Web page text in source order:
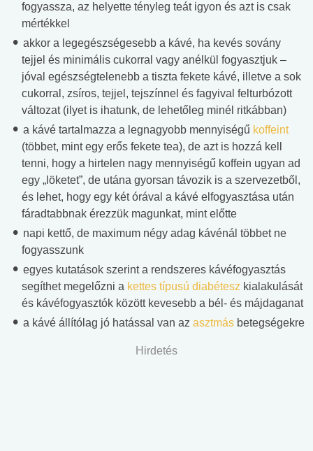
fogyassza, az helyette tényleg teát igyon és azt is csak
mértékkel
akkor a legegészségesebb a kávé, ha kevés sovány
tejjel és minimális cukorral vagy anélkül fogyasztjuk –
jóval egészségtelenebb a tiszta fekete kávé, illetve a sok
cukorral, zsíros, tejjel, tejszínnel és fagyival felturbózott
változat (ilyet is ihatunk, de lehetőleg minél ritkábban)
a kávé tartalmazza a legnagyobb mennyiségű koffeint
(többet, mint egy erős fekete tea), de azt is hozzá kell
tenni, hogy a hirtelen nagy mennyiségű koffein ugyan ad
egy „löketet”, de utána gyorsan távozik is a szervezetből,
és lehet, hogy egy két órával a kávé elfogyasztása után
fáradtabbnak érezzük magunkat, mint előtte
napi kettő, de maximum négy adag kávénál többet ne
fogyasszunk
egyes kutatások szerint a rendszeres kávéfogyasztás
segíthet megelőzni a kettes típusú diabétesz kialakulását
és kávéfogyasztók között kevesebb a bél- és májdaganat
a kávé állítólag jó hatással van az asztmás betegségekre
Hirdetés